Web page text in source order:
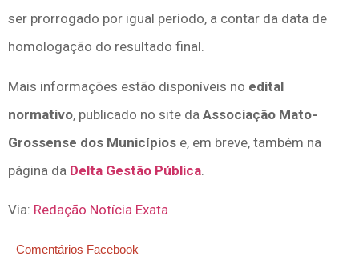
ser prorrogado por igual período, a contar da data de
homologação do resultado final.
Mais informações estão disponíveis no edital
normativo, publicado no site da Associação Mato-
Grossense dos Municípios e, em breve, também na
página da Delta Gestão Pública
Via: Redação Notícia Exata
Comentários Facebook